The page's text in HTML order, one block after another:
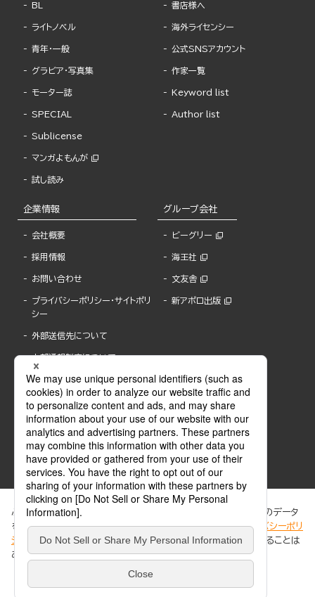
BL
ライトノベル
青年・一般
グラビア・写真集
モーター誌
SPECIAL
Sublicense
マンガよもんが
試し読み
書店様へ
海外ライセンシー
公式SNSアカウント
作家一覧
Keyword list
Author list
企業情報
会社概要
採用情報
お問い合わせ
プライバシーポリシー・サイトポリ
シー
外部送信先について
内部通報制度について
グループ会社
ビーグリー
海王社
文友舎
新アポロ出版
ABJマークは、この電子書店・電子書籍配信サービスが、著作権者からコンテンツ使用許諾を
得た正規版配信サービスであることを示す登録商標(登録番号 第6091713号)です。
ABJマークの詳細、ABJマークを掲示しているサービスの一覧はこちら。
ぶんか社が運営するサイトでは、利便性向上のためにCookie等のデータ
を使用しています。 当社のCookieについての詳細は、「プライバシーポリ
シー
」をご覧ください。当サイトでは、訪問者の個人情報を追跡することは
ありません。